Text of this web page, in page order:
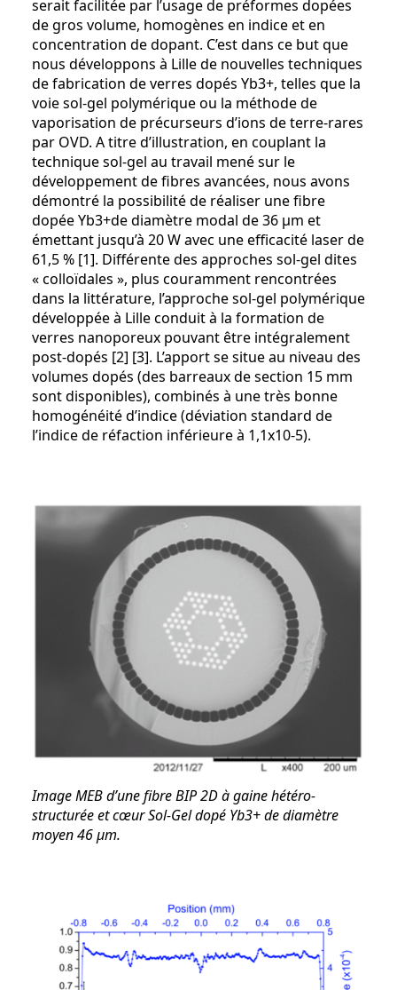
serait facilitée par l’usage de préformes dopées
de gros volume, homogènes en indice et en
concentration de dopant. C’est dans ce but que
nous développons à Lille de nouvelles techniques
de fabrication de verres dopés Yb3+, telles que la
voie sol-gel polymérique ou la méthode de
vaporisation de précurseurs d’ions de terre-rares
par OVD. A titre d’illustration, en couplant la
technique sol-gel au travail mené sur le
développement de fibres avancées, nous avons
démontré la possibilité de réaliser une fibre
dopée Yb3+de diamètre modal de 36 µm et
émettant jusqu’à 20 W avec une efficacité laser de
61,5 % [1]. Différente des approches sol-gel dites
« colloïdales », plus couramment rencontrées
dans la littérature, l’approche sol-gel polymérique
développée à Lille conduit à la formation de
verres nanoporeux pouvant être intégralement
post-dopés [2] [3]. L’apport se situe au niveau des
volumes dopés (des barreaux de section 15 mm
sont disponibles), combinés à une très bonne
homogénéité d’indice (déviation standard de
l’indice de réfaction inférieure à 1,1x10-5).
Image MEB d’une fibre BIP 2D à gaine hétéro-
structurée et cœur Sol-Gel dopé Yb3+ de diamètre
moyen 46 µm.